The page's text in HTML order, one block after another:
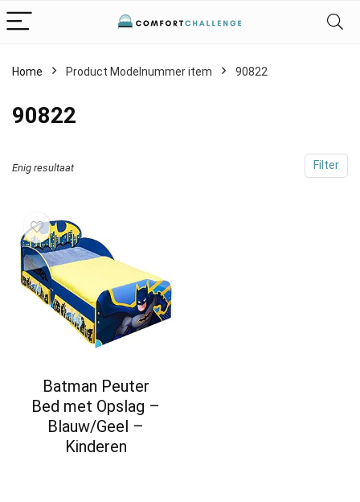
Home Product Modelnummer item ‎90822
‎90822
Filter
Enig resultaat
Batman Peuter
Bed met Opslag –
Blauw/Geel –
Kinderen